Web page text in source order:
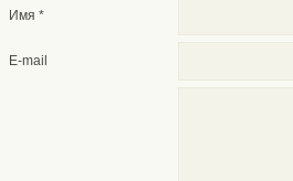
Имя *
E-mail